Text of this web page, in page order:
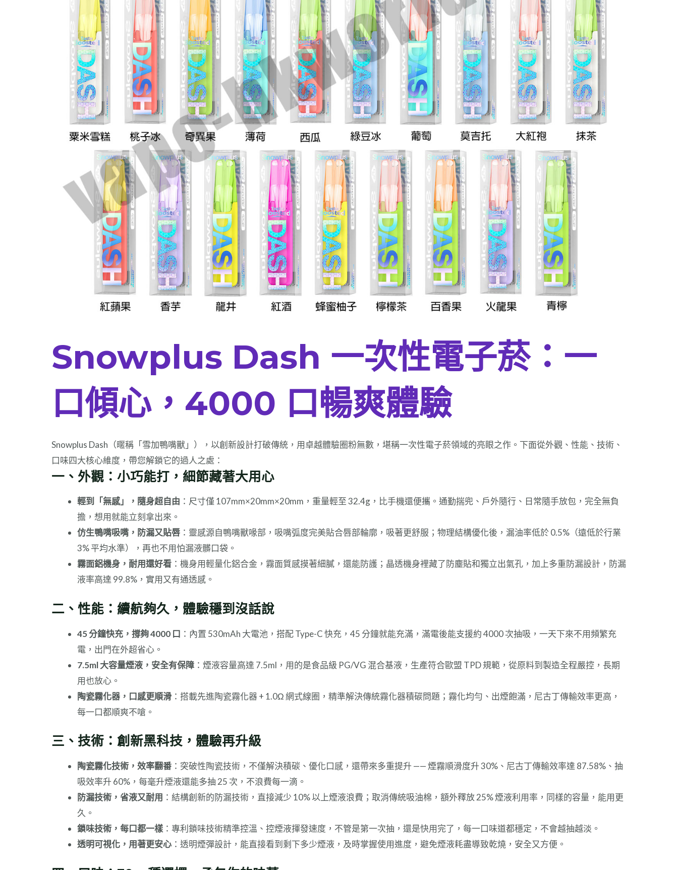
Snowplus Dash 一次性電子菸：一
口傾心，4000 口暢爽體驗
Snowplus Dash（暱稱「雪加鴨嘴獸」），以創新設計打破傳統，用卓越體驗圈粉無數，堪稱一次性電子菸領域的亮眼之作。下面從外觀、性能、技術、
口味四大核心維度，帶您解鎖它的過人之處：
一、外觀：小巧能打，細節藏著大用心
輕到「無感」，隨身超自由 ：尺寸僅 107mm×20mm×20mm，重量輕至 32.4g，比手機還便攜。通勤揣兜、戶外隨行、日常隨手放包，完全無負
擔，想用就能立刻拿出來。
仿生鴨嘴吸嘴，防漏又貼唇 ：靈感源自鴨嘴獸喙部，吸嘴弧度完美貼合唇部輪廓，吸著更舒服；物理結構優化後，漏油率低於 0.5%（遠低於行業
3% 平均水準），再也不用怕漏液髒口袋。
霧面鋁機身，耐用還好看 ：機身用輕量化鋁合金，霧面質感摸著細膩，還能防護；晶透機身裡藏了防塵貼和獨立出氣孔，加上多重防漏設計，防漏
液率高達 99.8%，實用又有通透感。
二、性能：續航夠久，體驗穩到沒話說
45 分鐘快充，撐夠 4000 口 ：內置 530mAh 大電池，搭配 Type-C 快充，45 分鐘就能充滿，滿電後能支援約 4000 次抽吸，一天下來不用頻繁充
電，出門在外超省心。
7.5ml 大容量煙液，安全有保障 ：煙液容量高達 7.5ml，用的是食品級 PG/VG 混合基液，生產符合歐盟 TPD 規範，從原料到製造全程嚴控，長期
用也放心。
陶瓷霧化器，口感更順滑 ：搭載先進陶瓷霧化器 + 1.0Ω 網式線圈，精準解決傳統霧化器積碳問題；霧化均勻、出煙飽滿，尼古丁傳輸效率更高，
每一口都順爽不嗆。
三、技術：創新黑科技，體驗再升級
陶瓷霧化技術，效率翻番 ：突破性陶瓷技術，不僅解決積碳、優化口感，還帶來多重提升 —— 煙霧順滑度升 30%、尼古丁傳輸效率達 87.58%、抽
吸效率升 60%，每毫升煙液還能多抽 25 次，不浪費每一滴。
防漏技術，省液又耐用 ：結構創新的防漏技術，直接減少 10% 以上煙液浪費；取消傳統吸油棉，額外釋放 25% 煙液利用率，同樣的容量，能用更
久。
鎖味技術，每口都一樣 ：專利鎖味技術精準控溫、控煙液揮發速度，不管是第一次抽，還是快用完了，每一口味道都穩定，不會越抽越淡。
透明可視化，用著更安心 ：透明煙彈設計，能直接看到剩下多少煙液，及時掌握使用進度，避免煙液耗盡導致乾燒，安全又方便。